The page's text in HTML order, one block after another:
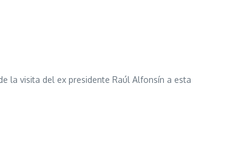
la visita del ex presidente Raúl Alfonsín a esta